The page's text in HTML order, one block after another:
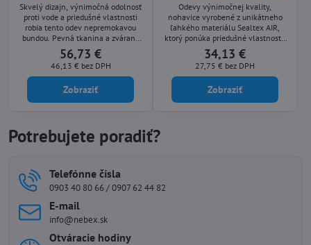
Skvelý dizajn, výnimočná odolnosť
proti vode a priedušné vlastnosti
robia tento odev nepremokavou
bundou. Pevná tkanina a zvárané
švy sú kombinované s veľkorysým
strihom pre pohodlie pri nosení.
56,73 €
46,13 € bez DPH
Zobraziť
Odevy výnimočnej kvality,
nohavice vyrobené z unikátneho
ľahkého materiálu Sealtex AIR,
ktorý ponúka priedušné vlastnosti,
nepremokavosť a vetru vzdornú
ochranu.
34,13 €
27,75 € bez DPH
Zobraziť
Potrebujete poradiť?
Telefónne čísla
0903 40 80 66 / 0907 62 44 82
E-mail
info@nebex.sk
Otváracie hodiny